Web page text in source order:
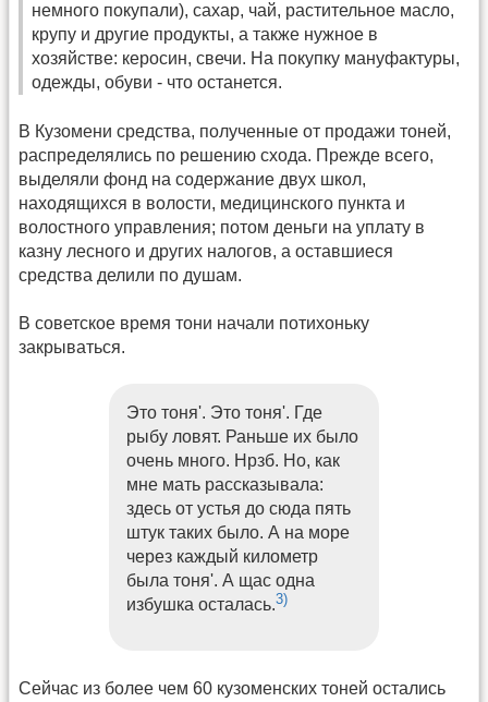
немного покупали), сахар, чай, растительное масло,
крупу и другие продукты, а также нужное в
хозяйстве: керосин, свечи. На покупку мануфактуры,
одежды, обуви - что останется.
В Кузомени средства, полученные от продажи тоней,
распределялись по решению схода. Прежде всего,
выделяли фонд на содержание двух школ,
находящихся в волости, медицинского пункта и
волостного управления; потом деньги на уплату в
казну лесного и других налогов, а оставшиеся
средства делили по душам.
В советское время тони начали потихоньку
закрываться.
Это тоня'. Это тоня'. Где
рыбу ловят. Раньше их было
очень много. Нрзб. Но, как
мне мать рассказывала:
здесь от устья до сюда пять
штук таких было. А на море
через каждый километр
была тоня'. А щас одна
избушка осталась.3)
Сейчас из более чем 60 кузоменских тоней остались